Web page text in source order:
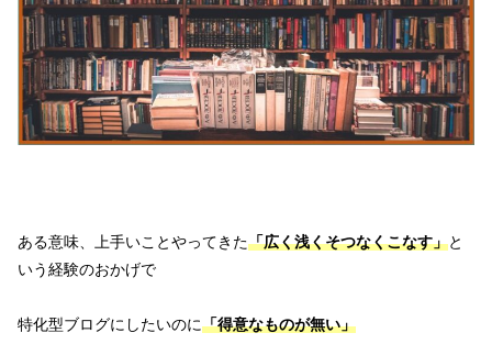
ある意味、上手いことやってきた「広く浅くそつなくこなす」と
いう経験のおかげで
特化型ブログにしたいのに「得意なものが無い」